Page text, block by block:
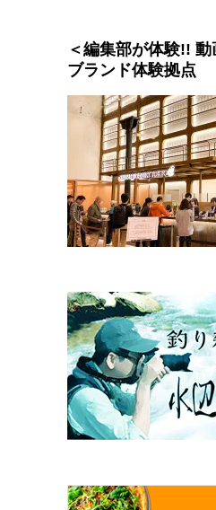
＜編集部が体験!!
ブランド体験拠点